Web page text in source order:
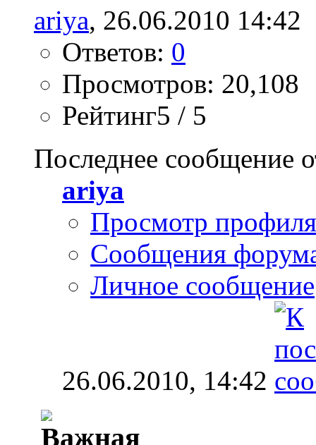
ariya, 26.06.2010 14:42
Ответов: 0
Просмотров: 20,108
Рейтинг5 / 5
Последнее сообщение
ariya
Просмотр профиля
Сообщения
Личное сообщение
26.06.2010, 14:42